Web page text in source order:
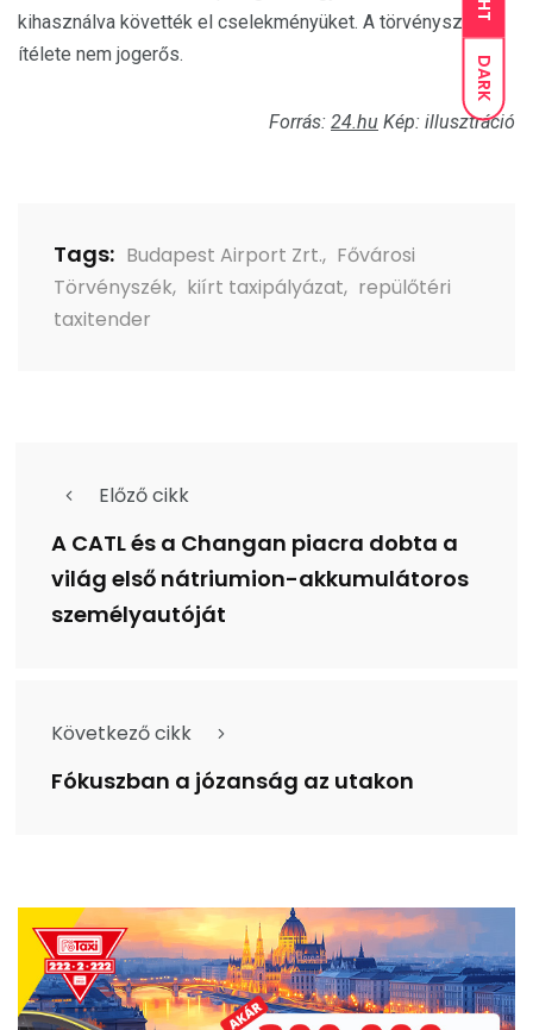
DARK
kihasználva követték el cselekményüket. A törvényszék
ítélete nem jogerős.
Forrás: 24.hu Kép: illusztráció
Tags: Budapest Airport Zrt., Fővárosi
Törvényszék, kiírt taxipályázat, repülőtéri
taxitender
Előző cikk
A CATL és a Changan piacra dobta a
világ első nátriumion-akkumulátoros
személyautóját
Következő cikk
Fókuszban a józanság az utakon